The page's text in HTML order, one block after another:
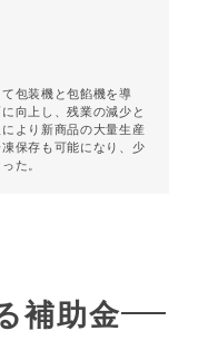
包装機と包餡機を導
向上し、残業の減少と
より新商品の大量生産
保存も可能になり、少
た。
補助金